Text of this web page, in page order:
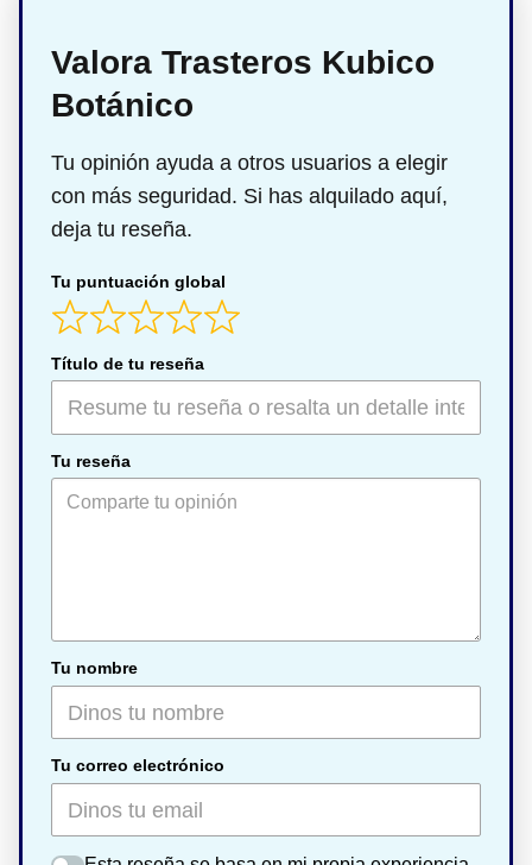
Valora Trasteros Kubico
Botánico
Tu opinión ayuda a otros usuarios a elegir
con más seguridad. Si has alquilado aquí,
deja tu reseña.
Tu puntuación global
Título de tu reseña
Tu reseña
Tu nombre
Tu correo electrónico